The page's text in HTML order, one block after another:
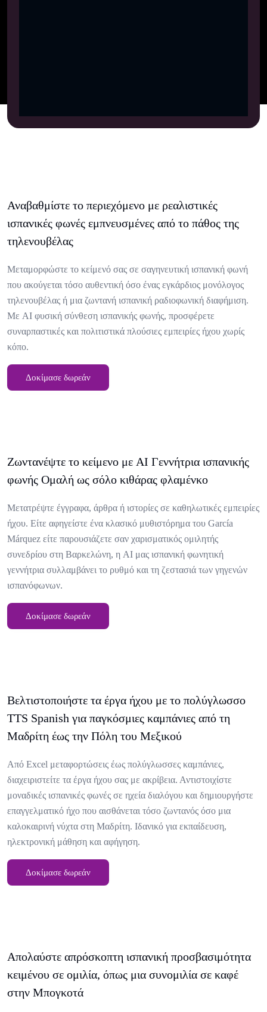
Αναβαθμίστε το περιεχόμενο με ρεαλιστικές
ισπανικές φωνές εμπνευσμένες από το πάθος της
τηλενουβέλας
Μεταμορφώστε το κείμενό σας σε σαγηνευτική ισπανική φωνή
που ακούγεται τόσο αυθεντική όσο ένας εγκάρδιος μονόλογος
τηλενουβέλας ή μια ζωντανή ισπανική ραδιοφωνική διαφήμιση.
Με AI φυσική σύνθεση ισπανικής φωνής, προσφέρετε
συναρπαστικές και πολιτιστικά πλούσιες εμπειρίες ήχου χωρίς
κόπο.
Δοκίμασε δωρεάν
Ζωντανέψτε το κείμενο με AI Γεννήτρια ισπανικής
φωνής Ομαλή ως σόλο κιθάρας φλαμένκο
Μετατρέψτε έγγραφα, άρθρα ή ιστορίες σε καθηλωτικές εμπειρίες
ήχου. Είτε αφηγείστε ένα κλασικό μυθιστόρημα του García
Márquez είτε παρουσιάζετε σαν χαρισματικός ομιλητής
συνεδρίου στη Βαρκελώνη, η AI μας ισπανική φωνητική
γεννήτρια συλλαμβάνει το ρυθμό και τη ζεστασιά των γηγενών
ισπανόφωνων.
Δοκίμασε δωρεάν
Βελτιστοποιήστε τα έργα ήχου με το πολύγλωσσο
TTS Spanish για παγκόσμιες καμπάνιες από τη
Μαδρίτη έως την Πόλη του Μεξικού
Από Excel μεταφορτώσεις έως πολύγλωσσες καμπάνιες,
διαχειριστείτε τα έργα ήχου σας με ακρίβεια. Αντιστοιχίστε
μοναδικές ισπανικές φωνές σε ηχεία διαλόγου και δημιουργήστε
επαγγελματικό ήχο που αισθάνεται τόσο ζωντανός όσο μια
καλοκαιρινή νύχτα στη Μαδρίτη. Ιδανικό για εκπαίδευση,
ηλεκτρονική μάθηση και αφήγηση.
Δοκίμασε δωρεάν
Απολαύστε απρόσκοπτη ισπανική προσβασιμότητα
κειμένου σε ομιλία, όπως μια συνομιλία σε καφέ
στην Μπογκοτά